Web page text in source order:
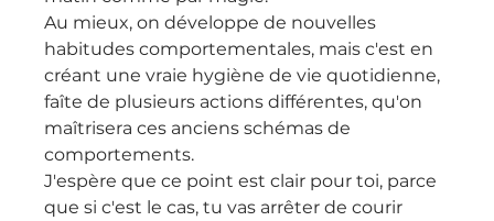
Au mieux, on développe de nouvelles
habitudes comportementales, mais c'est en
créant une vraie hygiène de vie quotidienne,
faîte de plusieurs actions différentes, qu'on
maîtrisera ces anciens schémas de
comportements.
J'espère que ce point est clair pour toi, parce
que si c'est le cas, tu vas arrêter de courir